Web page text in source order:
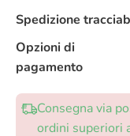
Spedizione
Opzioni di
pagamento
Consegna via
ordini superiori